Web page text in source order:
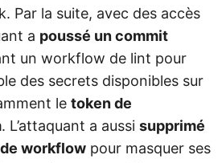
Par la suite, avec des accès
a poussé un commit
un workflow de lint pour
des secrets disponibles sur
le token de
. L’attaquant a aussi supprimé
workflow pour masquer ses